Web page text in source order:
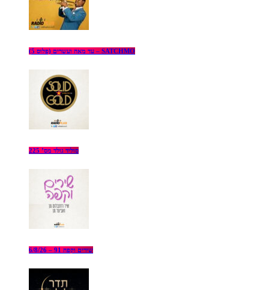
עד מאה ועשרים (פלוס 5) – SATCHMO
סוליד גולד מס’ 225
שירים וקפה 91 – 6/8/26